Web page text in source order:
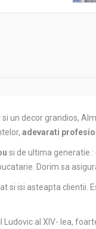
un decor grandios,
adevarati
si de ultima generatie
Dorim sa
si isi asteapta clientii.
Ludovic al XIV- lea,